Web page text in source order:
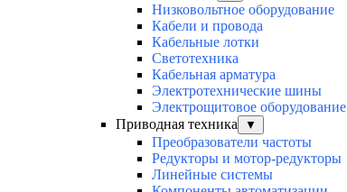
Низковольтное оборудование
Кабели и провода
Кабельные лотки
Светотехника
Кабельная арматура
Электротехнические шины
Электрощитовое оборудование
Приводная техника
▼
Преобразователи частоты
Редукторы и мотор-редукторы
Линейные системы